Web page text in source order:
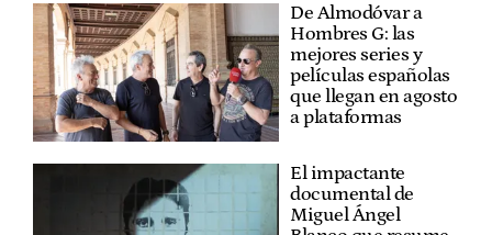
De Almodóvar a
Hombres G: las
mejores series y
películas españolas
que llegan en agosto
a plataformas
El impactante
documental de
Miguel Ángel